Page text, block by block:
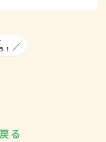
る